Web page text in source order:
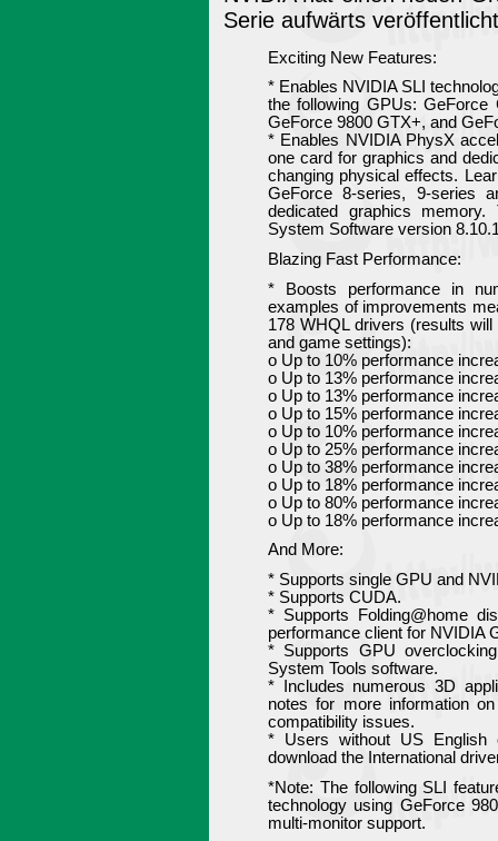
Serie aufwärts
Exciting New Features:
* Enables NVIDIA SLI
the following GPUs:
GeForce 9800 GTX+, and
* Enables NVIDIA PhysX
one card for graphics and
changing physical effects.
GeForce 8-series, 9-series
dedicated graphics
System Software version
Blazing Fast Performance:
* Boosts performance in
examples of improvements
178 WHQL drivers (results
and game settings):
o Up to 10% performance
o Up to 13% performance
o Up to 13% performance
o Up to 15% performance
o Up to 10% performance
o Up to 25% performance
o Up to 38% performance
o Up to 18% performance
o Up to 80% performance
o Up to 18% performance
And More:
* Supports single GPU and
* Supports CUDA.
* Supports Folding@home
performance client for NVIDIA
* Supports GPU
System Tools software.
* Includes numerous 3D
notes for more information
compatibility issues.
* Users without US English
download the International
*Note: The following SLI
technology using GeForce
multi-monitor support.